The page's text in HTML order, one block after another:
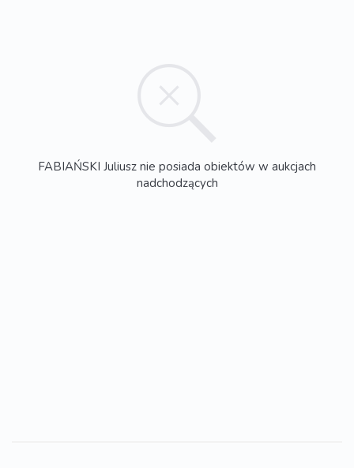
FABIAŃSKI Juliusz nie posiada obiektów w aukcjach
nadchodzących